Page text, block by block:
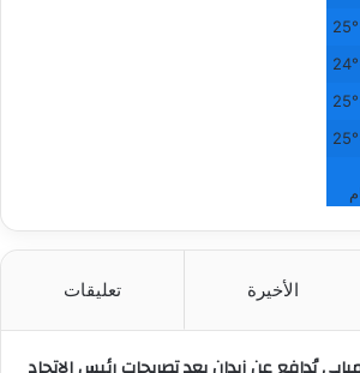
25°
24°
25°
25°
الأخيرة تعليقات